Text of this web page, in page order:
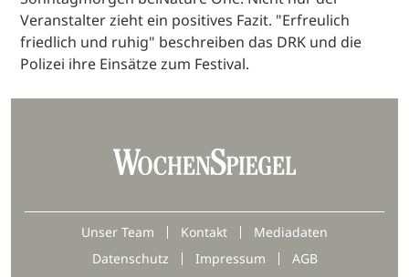
Veranstalter zieht ein positives Fazit. "Erfreulich
friedlich und ruhig" beschreiben das DRK und die
Polizei ihre Einsätze zum Festival.
Unser Team Kontakt
Mediadaten
Datenschutz
Impressum
AGB